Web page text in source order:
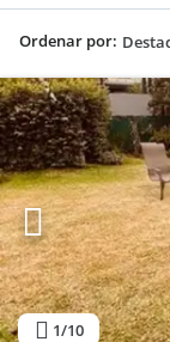
Ordenar por:
1/10